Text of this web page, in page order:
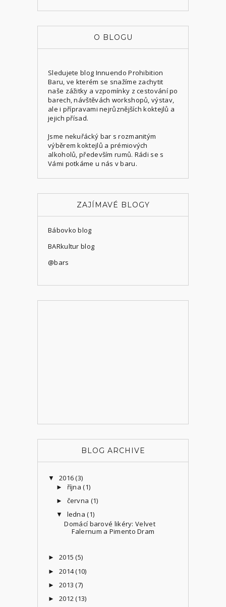
O BLOGU
Sledujete blog Innuendo Prohibition
Baru, ve kterém se snažíme zachytit
naše zážitky a vzpomínky z cestování po
barech, návštěvách workshopů, výstav,
ale i přípravami nejrůznějších koktejlů a
jejich přísad.
Jsme nekuřácký bar s rozmanitým
výběrem koktejlů a prémiových
alkoholů, především rumů. Rádi se s
Vámi potkáme u nás v baru.
ZAJÍMAVÉ BLOGY
Bábovko blog
BARkultur blog
@bars
BLOG ARCHIVE
▼ 2016(3)
► října(1)
► června (1)
▼ ledna(1)
Domácí barové likéry: Velvet
Falernum a Pimento Dram
► 2015(5)
► 2014(10)
► 2013(7)
► 2012(13)